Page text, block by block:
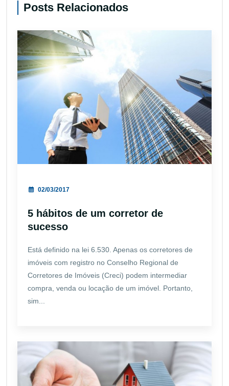
Posts Relacionados
02/03/2017
5 hábitos de um corretor de
sucesso
Está definido na lei 6.530. Apenas os corretores de
imóveis com registro no Conselho Regional de
Corretores de Imóveis (Creci) podem intermediar
compra, venda ou locação de um imóvel. Portanto,
sim...